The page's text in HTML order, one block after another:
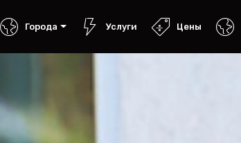
Города Услуги Цены